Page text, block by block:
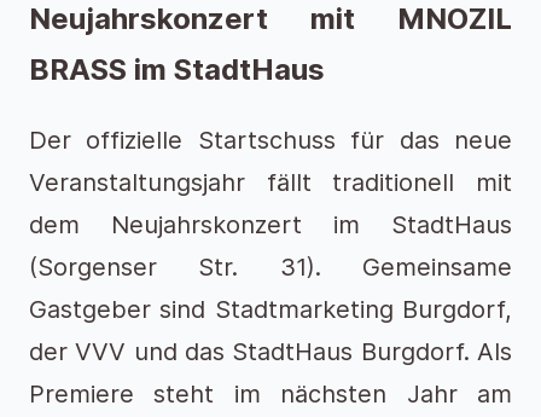
Neujahrskonzert mit MNOZIL
BRASS im StadtHaus
Der offizielle Startschuss für das neue
Veranstaltungsjahr fällt traditionell mit
dem Neujahrskonzert im StadtHaus
(Sorgenser Str. 31). Gemeinsame
Gastgeber sind Stadtmarketing Burgdorf,
der VVV und das StadtHaus Burgdorf. Als
Premiere steht im nächsten Jahr am